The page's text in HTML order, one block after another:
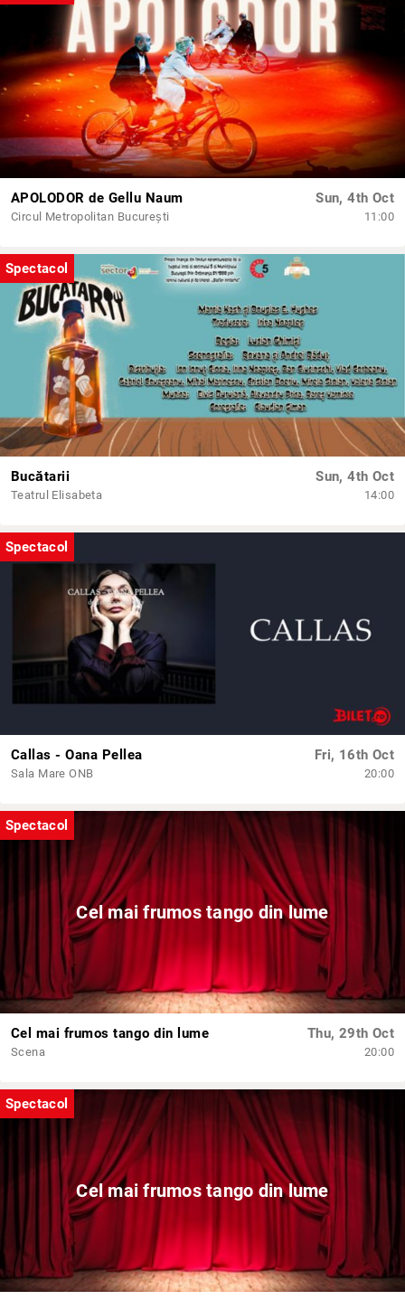
APOLODOR de Gellu Naum
Circul Metropolitan București
Sun, 4th Oct
11:00
Spectacol
Bucătarii
Teatrul Elisabeta
Sun, 4th Oct
14:00
Spectacol
Callas - Oana Pellea
Sala Mare ONB
Fri, 16th Oct
20:00
Spectacol
Cel mai frumos tango din lume
Cel mai frumos tango din lume
Scena
Thu, 29th Oct
20:00
Spectacol
Cel mai frumos tango din lume